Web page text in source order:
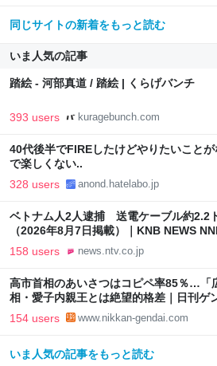
同じサイトの新着をもっと読む
いま人気の記事
踏絵 - 河部真道 / 踏絵 | くらげバンチ
393 users kuragebunch.com
40代後半でFIREしたけどやりたいこと
で楽しくない..
328 users anond.hatelabo.jp
ベトナム人2人逮捕 送電ケーブル約2.2
（2026年8月7日掲載）｜KNB NEWS
158 users news.ntv.co.jp
高市首相のあいさつはコピペ率85％…「
相・愛子内親王とは絶望的格差｜日刊ゲ
154 users www.nikkan-gendai.com
いま人気の記事をもっと読む